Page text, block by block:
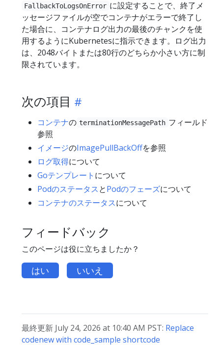
FallbackToLogsOnError に設定することで、終了メ
ッセージファイルが空でコンテナがエラーで終了し
た場合に、コンテナログ出力の最後のチャンクを使
用するようにKubernetesに指示できます。ログ出力
は、2048バイトまたは80行のどちらか小さい方に制
限されています。
次の項目
コンテナの terminationMessagePath フィールド
参照
イメージのImagePullBackOffを参照
ログ取得について
Goテンプレート について
PodのステータスとPodのフェーズについて
コンテナのステータスについて
フィードバック
このページは役に立ちましたか？
はい いいえ
最終更新 July 24, 2026 at 10:40 AM PST: Replace
codenew with code_sample shortcode